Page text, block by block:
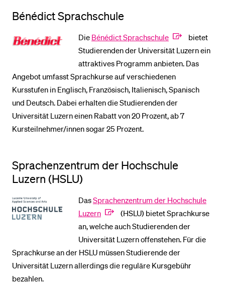
Bénédict Sprachschule
Die Bénédict Sprachschule
bietet
Studierenden der Universität Luzern ein
attraktives Programm anbieten. Das
Angebot umfasst Sprachkurse auf verschiedenen
Kursstufen in Englisch, Französisch, Italienisch, Spanisch
und Deutsch. Dabei erhalten die Studierenden der
Universität Luzern einen Rabatt von 20 Prozent, ab 7
Kursteilnehmer/innen sogar 25 Prozent.
Sprachenzentrum der Hochschule
Luzern (HSLU)
DasSprachenzentrum der Hochschule
Luzern
(HSLU) bietet Sprachkurse
an, welche auch Studierenden der
Universität Luzern offenstehen. Für die
Sprachkurse an der HSLU müssen Studierende der
Universität Luzern allerdings die reguläre Kursgebühr
bezahlen.